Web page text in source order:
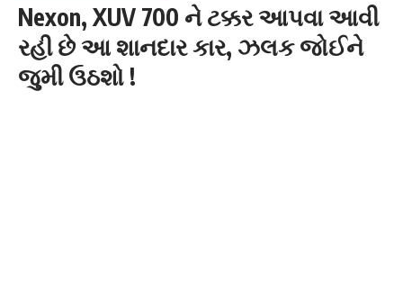
Nexon, XUV 700 ને ટક્કર આપવા આવી
રહી છે આ શાનદાર કાર, ઝલક જોઈને
જુમી ઉઠશો !